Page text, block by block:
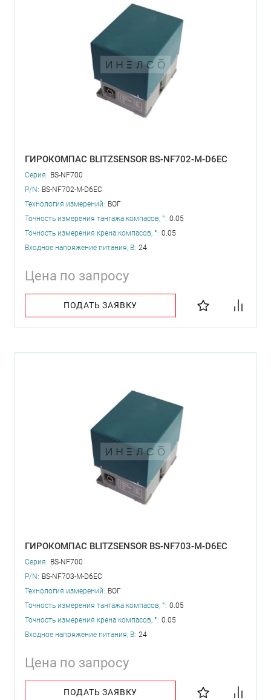
ГИРОКОМПАС BLITZSENSOR BS-NF702-M-D6EC
Серия: BS-NF700
P/N: BS-NF702-M-D6EC
Технология измерений: ВОГ
Точность измерения тангажа компасов, °: 0.05
Точность измерения крена компасов, °: 0.05
Входное напряжение питания, В: 24
Цена по запросу
ПОДАТЬ ЗАЯВКУ
ГИРОКОМПАС BLITZSENSOR BS-NF703-M-D6EC
Серия: BS-NF700
P/N: BS-NF703-M-D6EC
Технология измерений: ВОГ
Точность измерения тангажа компасов, °: 0.05
Точность измерения крена компасов, °: 0.05
Входное напряжение питания, В: 24
Цена по запросу
ПОДАТЬ ЗАЯВКУ